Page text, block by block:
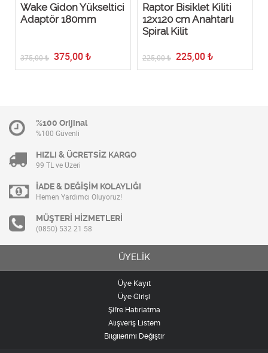
Wake Gidon Yükseltici
Adaptör 180mm
375,00₺ 375,00 ₺
Raptor Bisiklet Kiliti
12x120 cm Anahtarlı
Spiral Kilit
225,00₺ 225,00 ₺
%100 Orijinal
%100 Güvenli
HIZLI & ÜCRETSİZ KARGO
99 TL ve Üzeri
İADE & DEĞİŞİM KOLAYLIĞI
Hemen Yardımcı Oluyoruz!
MÜŞTERİ HİZMETLERİ
(0850) 532 21 58
ÜYELİK
Üye Kayıt
Üye Girişi
Şifre Hatırlatma
Alışveriş Listem
Bilgilerimi Değiştir